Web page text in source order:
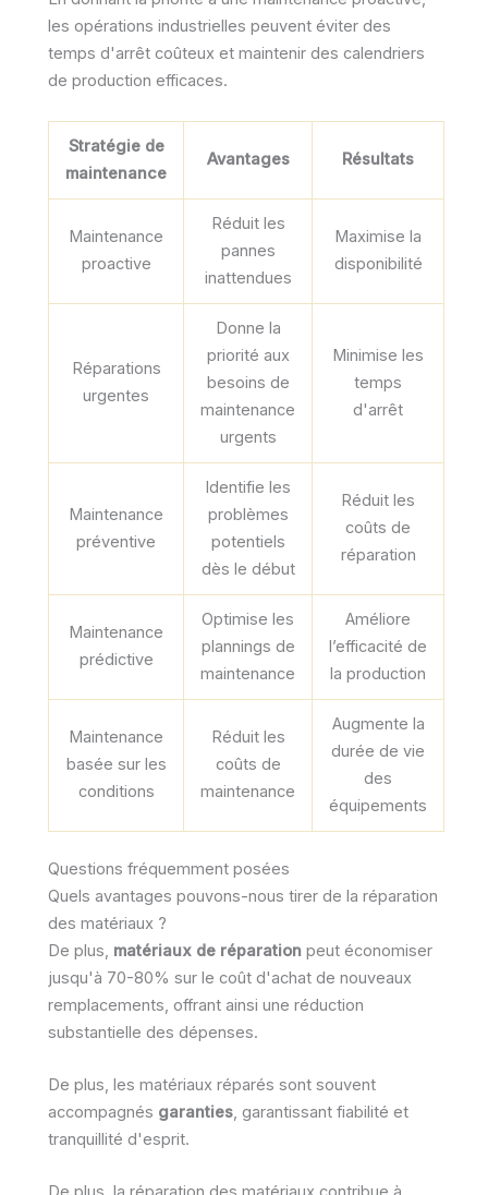
les opérations industrielles peuvent éviter des
temps d'arrêt coûteux et maintenir des calendriers
de production efficaces.
Stratégie de
maintenance
Avantages Résultats
Maintenance
proactive
Réduit les
pannes
inattendues
Maximise la
disponibilité
Réparations
urgentes
Donne la
priorité aux
besoins de
maintenance
urgents
Minimise les
temps
d'arrêt
Maintenance
préventive
Identifie les
problèmes
potentiels
dès le début
Réduit les
coûts de
réparation
Maintenance
prédictive
Optimise les
plannings de
maintenance
Améliore
l’efficacité de
la production
Maintenance
basée sur les
conditions
Réduit les
coûts de
maintenance
Augmente la
durée de vie
des
équipements
Questions fréquemment posées
Quels avantages pouvons-nous tirer de la réparation
des matériaux ?
De plus, matériaux de réparation peut économiser
jusqu'à 70-80% sur le coût d'achat de nouveaux
remplacements, offrant ainsi une réduction
substantielle des dépenses.
De plus, les matériaux réparés sont souvent
accompagnés garanties, garantissant fiabilité et
tranquillité d'esprit.